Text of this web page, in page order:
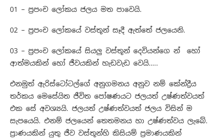
01 – ප්‍රපංච ලෝකය ජලය මත පාවෙයි.
02 – ප්‍රපංච ලෝකයේ වස්තූන් සෑදී ඇත්තේ ජලයෙනි.
03 – ප්‍රපංච ලෝකයේ සියලු වස්තූන් දෙවියන්ගෙ න් හෝ
ආත්මයකින් හෝ ජීවයකින් හැඩවැඩ වෙයි…..
එනමුත් ඇරිස්ටෝටල්ගේ අනුගමනය අනුව නම් කේන්ද්‍රීය
තර්කය මෙසේයිත ජීවිත පෝෂණයට ජලයත් උෂ්ණත්වයත්
එක සේ අවශ්‍යයි. ජලයත් උෂ්ණත්වයත් ජලය විසින් ම
සැපයෙයි. එනම් ජලයෙන් තෙතමනය හා උෂ්ණත්වය ලැබේ.
ප්‍රාණයකින් යුතු ජීව වස්තූන්හි කිසියම් ප්‍රමාණයකින්